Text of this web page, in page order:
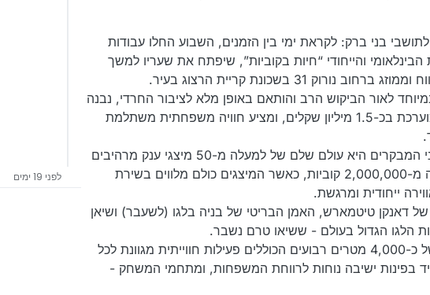
לתושבי בני ברק: לקראת ימי בין הזמנים, השבוע החלו עבודות
והייחודי “חיות בקוביות”, שיפתח את שעריו למשך
31 בשכונת קריית הרצוג בעיר.
לאור הביקוש הרב והותאם באופן מלא לציבור החרדי, נבנה
בהשקעה עצומה וחסרת תקדים המוערכת בכ-1.5 מיליון שקלים, ומציע חוויה משפחתית משתלמת
האטרקציה המרכזית שתקבל את פני המבקרים היא עולם שלם של למעלה מ-50 מיצגי ענק מרהיבים
ועוצרי נשימה הבנויים כולם מלמעלה מ-2,000,000 קוביות, כאשר המיצגים כולם מלווים בשירת
ייחודית ומרגשת.
דאנקן טיטמארש, האמן הבריטי של בניה בלגו (לשעבר) ושיאן
הפארק משתרע על פני שטח ענק של כ-4,000 מטרים רבועים הכוללים פעילות חווייתית מגוונת לכל
בפינות ישיבה נוחות לרווחת המשפחות, ומתחמי המשחק -
לפני 19 ימים